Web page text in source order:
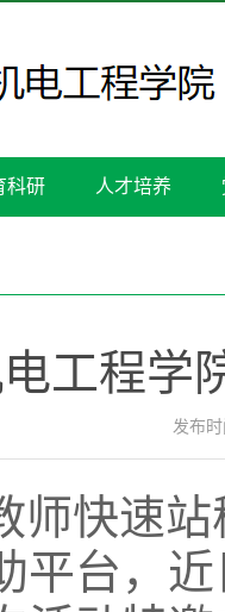
科研 人才培养
工程学
发布时
师快速
平台，